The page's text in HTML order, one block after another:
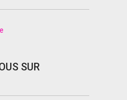
SUR